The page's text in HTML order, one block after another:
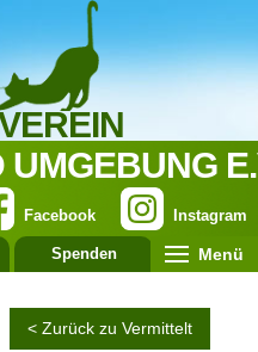
UMGEBUNG
Instagram
Facebook
Spenden Menü
< Zurück zu Vermittelt